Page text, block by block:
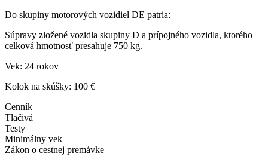
Do skupiny motorových vozidiel DE patria:
Súpravy zložené vozidla skupiny D a prípojného vozidla, ktorého
celková hmotnosť presahuje 750 kg.
Vek: 24 rokov
Kolok na skúšky: 100 €
Cenník
Tlačivá
Testy
Minimálny vek
Zákon o cestnej premávke